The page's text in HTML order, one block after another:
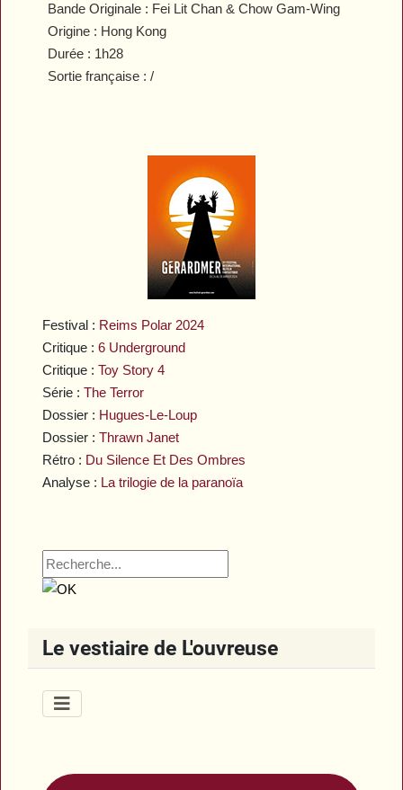
Festival : Reims Polar 2024
Critique :6 Underground
Critique :Toy Story 4
Série :The Terror
Dossier : Hugues-Le-Loup
Dossier :Thrawn Janet
Rétro : Du Silence Et Des Ombres
Analyse : La trilogie de la paranoïa
Le vestiaire de L'ouvreuse
Bande Originale : Fei Lit Chan & Chow Gam-Wing
Origine : Hong Kong
Durée : 1h28
Sortie française : /